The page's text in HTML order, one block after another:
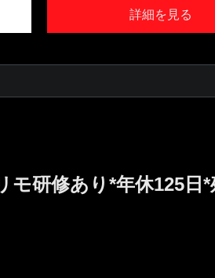
詳細を見る
モ研修あり*年休125日